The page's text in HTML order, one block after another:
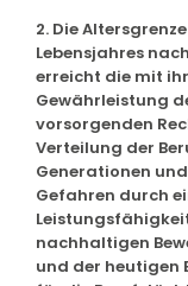
2. Die
Lebensjahres
erreicht die mit
Gewährleistung
vorsorgenden
Verteilung der
Generationen
Gefahren durch
nachhaltigen
und der heutigen